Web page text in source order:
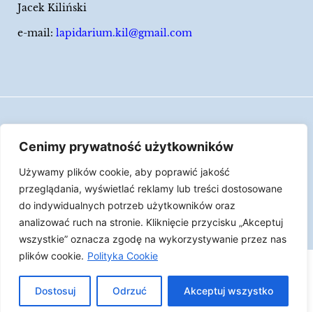
Cenimy prywatność użytkowników
Używamy plików cookie, aby poprawić jakość
przeglądania, wyświetlać reklamy lub treści dostosowane
do indywidualnych potrzeb użytkowników oraz
analizować ruch na stronie. Kliknięcie przycisku „Akceptuj
wszystkie” oznacza zgodę na wykorzystywanie przez nas
plików cookie. Polityka Cookie
Dostosuj Odrzuć Akceptuj wszystko
Jacek Kiliński
e-mail: lapidarium.kil@gmail.com
Polityka Cookies
LAPIDARIUM Jacka Kilińskiego | Człowiek jest
epizodem w życiu przedmiotów.
Made with ♥︎ by Skydoo